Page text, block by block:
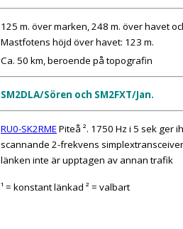
125 m. över marken, 248 m. över havet
Mastfotens höjd över havet: 123 m.
Ca. 50 km, beroende på topografin
SM2DLA/Sören och SM2FXT/Jan.
RU0-SK2RMEPiteå ². 1750 Hz i 5 sek ger
scannande 2-frekvens
länken inte är upptagen av annan trafik
¹ = konstant länkad ² = valbart